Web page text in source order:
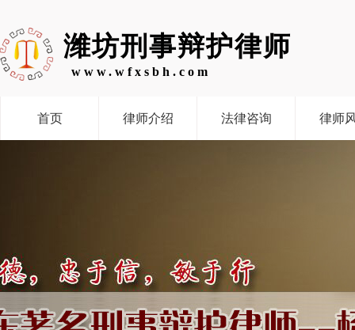
潍坊刑事辩护律师
www.wfxsbh.com
首页 律师介绍 法律咨询 律师